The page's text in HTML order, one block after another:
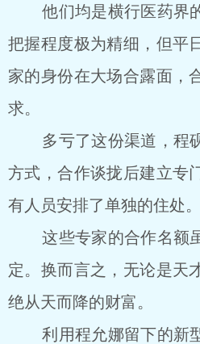
他们均是横行医药界
把握程度极为精细，但平
家的身份在大场合露面，
求。
多亏了这份渠道，程
方式，合作谈拢后建立专
有人员安排了单独的住处。
这些专家的合作名额
定。换而言之，无论是天
绝从天而降的财富。
利用程允娜留下的新